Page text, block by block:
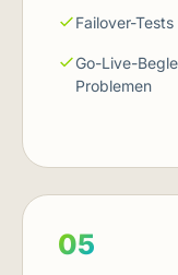
Failover-
Go-Live-
Problemen
05